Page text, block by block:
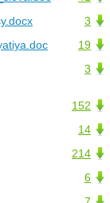
3
19
3
152
14
214
6